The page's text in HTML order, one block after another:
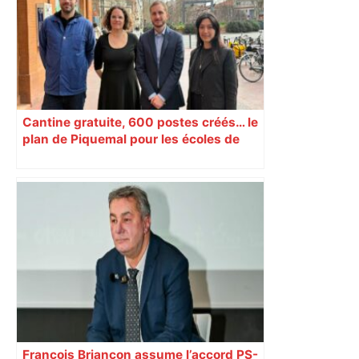
Cantine gratuite, 600 postes créés… le
plan de Piquemal pour les écoles de
François Briançon assume l’accord PS-